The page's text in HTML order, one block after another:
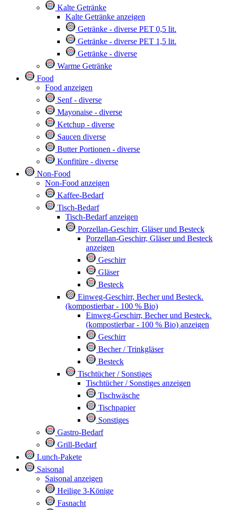
Kalte Getränke
Kalte Getränke anzeigen
Getränke - diverse PET 0,5 lit.
Getränke - diverse PET 1,5 lit.
Getränke - diverse
Warme Getränke
Food
Food anzeigen
Senf - diverse
Mayonaise - diverse
Ketchup - diverse
Saucen diverse
Butter Portionen - diverse
Konfitüre - diverse
Non-Food
Non-Food anzeigen
Kaffee-Bedarf
Tisch-Bedarf
Tisch-Bedarf anzeigen
Porzellan-Geschirr, Gläser und Besteck
Porzellan-Geschirr, Gläser und Besteck
anzeigen
Geschirr
Gläser
Besteck
Einweg-Geschirr, Becher und Besteck.
(kompostierbar - 100 % Bio)
Einweg-Geschirr, Becher und Besteck.
(kompostierbar - 100 % Bio) anzeigen
Geschirr
Becher / Trinkgläser
Besteck
Tischtücher / Sonstiges
Tischtücher / Sonstiges anzeigen
Tischwäsche
Tischpapier
Sonstiges
Gastro-Bedarf
Grill-Bedarf
Lunch-Pakete
Saisonal
Saisonal anzeigen
Heilige 3-Könige
Fasnacht